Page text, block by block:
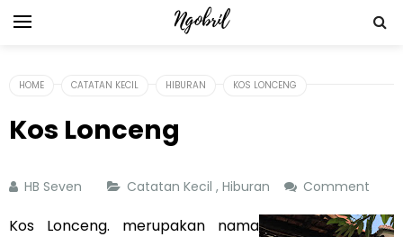
HOME CATATAN KECIL HIBURAN KOS LONCENG
Kos Lonceng
HB Seven Catatan Kecil , Hiburan Comment
Kos Lonceng. merupakan nama